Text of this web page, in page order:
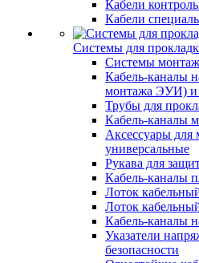
Кабели
Кабели
Системы для
Системы
Кабель-каналы
монтажа ЭУИ) и
Трубы для
Кабель-каналы
Аксессуары для
универсальные
Рукава для
Кабель-каналы
Лоток
Лоток
Кабель-каналы
Указатели
безопасности